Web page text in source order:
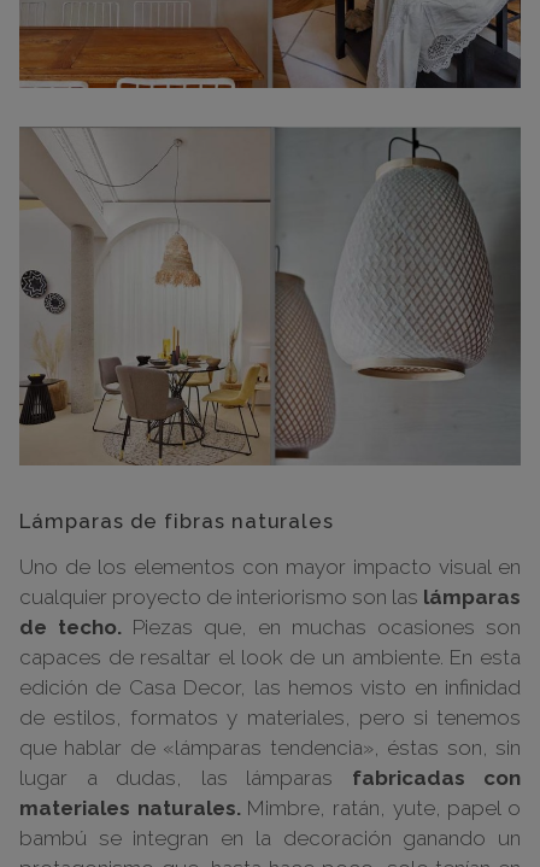
Lámparas de fibras naturales
Uno de los elementos con mayor impacto visual en
cualquier proyecto de interiorismo son las lámparas
de techo. Piezas que, en muchas ocasiones son
capaces de resaltar el look de un ambiente. En esta
edición de Casa Decor, las hemos visto en infinidad
de estilos, formatos y materiales, pero si tenemos
que hablar de «lámparas tendencia», éstas son, sin
lugar a dudas, las lámparas fabricadas con
materiales naturales.Mimbre, ratán, yute, papel o
bambú se integran en la decoración ganando un